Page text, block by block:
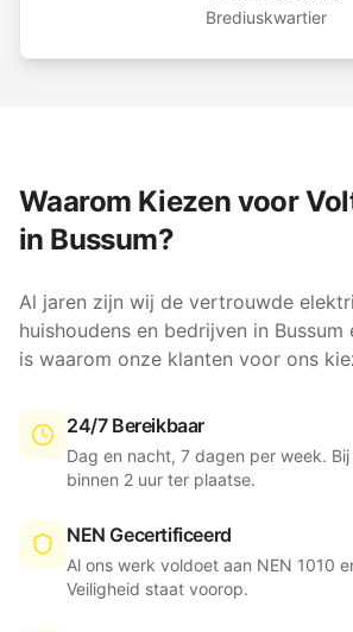
Brediuskwartier
Waarom Kiezen voor
in Bussum?
Al jaren zijn wij de vertrouwde
huishoudens en bedrijven in Bussum
is waarom onze klanten voor ons
24/7 Bereikbaar
Dag en nacht, 7 dagen per week.
binnen 2 uur ter plaatse.
NEN Gecertificeerd
Al ons werk voldoet aan NEN 1010
Veiligheid staat voorop.